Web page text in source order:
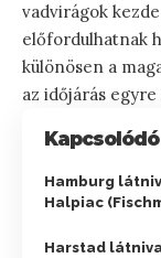
vadvirágok
előfordulhatnak
különösen a
az időjárás
Hamburg
Halpiac
Harstad